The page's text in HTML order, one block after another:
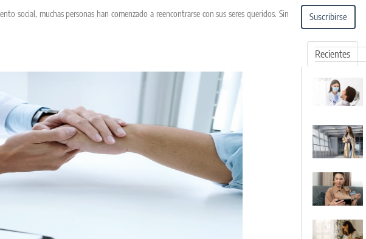
social, muchas personas han comenzado a reencontrarse con sus seres queridos. Sin
Suscribirse
Recientes